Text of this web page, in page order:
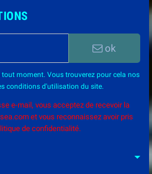
ok
moment. Vous trouverez pour cela nos
conditions d'utilisation du site.
e-mail, vous acceptez de recevoir la
et vous reconnaissez avoir pris
de confidentialité.